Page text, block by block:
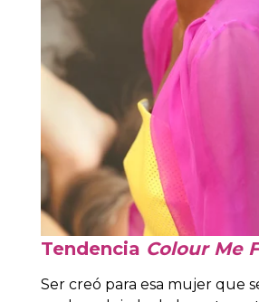
Tendencia Colour Me
Ser creó para esa mujer que